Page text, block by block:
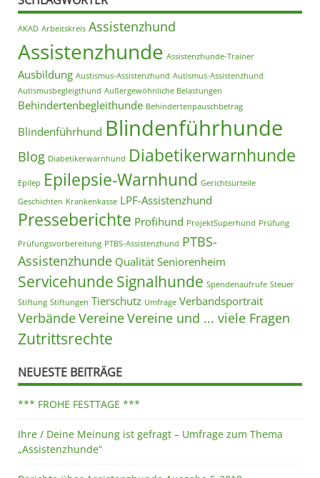
AKAD Arbeitskreis Assistenzhund
Assistenzhunde Assistenzhunde-Trainer
Ausbildung Austismus-Assistenzhund Autismus-Assistenzhund
Autismusbegleigthund Außergewöhnliche Belastungen
Behindertenbegleithunde Behindertenpauschbetrag
Blindenführhund Blindenführhunde
Blog Diabetikerwarnhund Diabetikerwarnhunde
Epilep Epilepsie-Warnhund Gerichtsurteile
Geschichten Krankenkasse LPF-Assistenzhund
Presseberichte Profihund ProjektSuperhund Prüfung
Prüfungsvorbereitung PTBS-Assistenzhund PTBS-
Assistenzhunde Qualität Seniorenheim
Servicehunde Signalhunde Spendenaufrufe Steuer
Stiftung Stiftungen Tierschutz Umfrage Verbandsportrait
VerbändeVereineVereine und ... viele Fragen
Zutrittsrechte
NEUESTE BEITRÄGE
*** FROHE FESTTAGE ***
Ihre / Deine Meinung ist gefragt – Umfrage zum Thema
„Assistenzhunde“